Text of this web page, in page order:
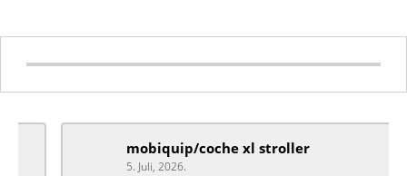
mobiquip/coche xl stroller
5. Juli, 2026.